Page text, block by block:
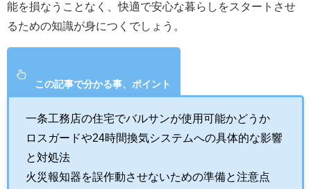
能を損なうことなく、快適で安心な暮らしをスタートさせ
るための知識が身につくでしょう。
この記事で分かる事、ポイント
一条工務店の住宅でバルサンが使用可能かどうか
ロスガードや24時間換気システムへの具体的な影響
と対処法
火災報知器を誤作動させないための準備と注意点